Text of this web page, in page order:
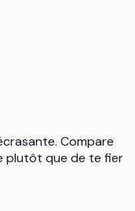
Compare
plutôt que de te fier